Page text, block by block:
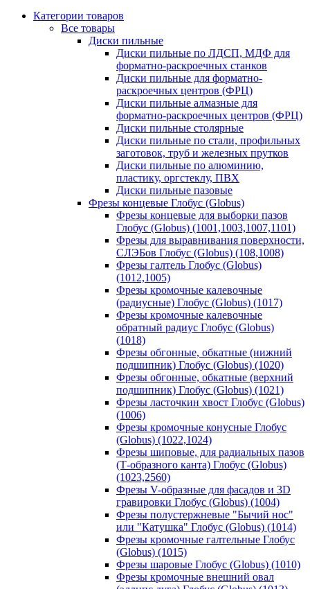
Категории товаров
Все товары
Диски пильные
Диски пильные по ЛДСП, МДФ для
форматно-раскроечных станков
Диски пильные для форматно-
раскроечных центров (ФРЦ)
Диски пильные алмазные для
форматно-раскроечных центров (ФРЦ)
Диски пильные столярные
Диски пильные по стали, профильных
заготовок, труб и железных прутков
Диски пильные по алюминию,
пластику, оргстеклу, ПВХ
Диски пильные пазовые
Фрезы концевые Глобус (Globus)
Фрезы концевые для выборки пазов
Глобус (Globus) (1001,1003,1007,1101)
Фрезы для выравнивания поверхности,
СЛЭБов Глобус (Globus) (108,1008)
Фрезы галтель Глобус (Globus)
(1012,1005)
Фрезы кромочные калевочные
(радиусные) Глобус (Globus) (1017)
Фрезы кромочные калевочные
обратный радиус Глобус (Globus)
(1018)
Фрезы обгонные, обкатные (нижний
подшипник) Глобус (Globus) (1020)
Фрезы обгонные, обкатные (верхний
подшипник) Глобус (Globus) (1021)
Фрезы ласточкин хвост Глобус (Globus)
(1006)
Фрезы кромочные конусные Глобус
(Globus) (1022,1024)
Фрезы шиповые, для радиальных пазов
(Т-образного канта) Глобус (Globus)
(1023,2560)
Фрезы V-образные для фасадов и 3D
гравировки Глобус (Globus) (1004)
Фрезы полустержневые "Бычий нос"
или "Катушка" Глобус (Globus) (1014)
Фрезы кромочные галтельные Глобус
(Globus) (1015)
Фрезы шаровые Глобус (Globus) (1010)
Фрезы кромочные внешний овал